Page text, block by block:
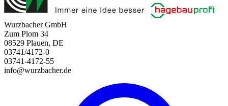
Wurzbacher GmbH
Zum Plom 34
08529 Plauen, DE
03741/4172-0
03741-4172-55
info@wurzbacher.de